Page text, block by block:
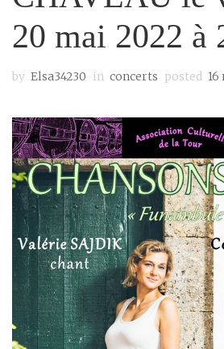
20 mai 2022 à
by Elsa34230 in concerts posted 16